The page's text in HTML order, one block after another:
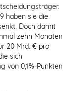
haben sie die
Doch damit
zehn Monaten
20 Mrd. € pro
sich
von 0,1%-Punkten